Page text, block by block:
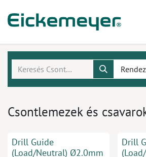
Csontlemezek és
Drill Guide
(Load/Neutral) Ø2.0mm
Drill